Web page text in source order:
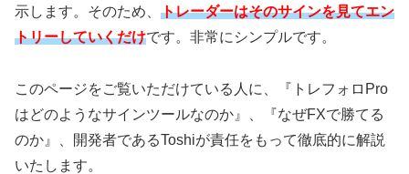
示します。そのため、 トレーダーはそのサインを見てエン
トリーしていくだけです。非常にシンプルです。
このページをご覧いただけている人に、『トレフォロPro
はどのようなサインツールなのか』、『なぜFXで勝てる
のか』、開発者であるToshiが責任をもって徹底的に解説
いたします。